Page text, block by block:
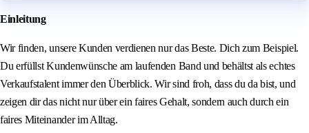
Einleitung
Wir finden, unsere Kunden verdienen nur das Beste. Dich zum Beispiel.
Du erfüllst Kundenwünsche am laufenden Band und behältst als echtes
Verkaufstalent immer den Überblick. Wir sind froh, dass du da bist, und
zeigen dir das nicht nur über ein faires Gehalt, sondern auch durch ein
faires Miteinander im Alltag.